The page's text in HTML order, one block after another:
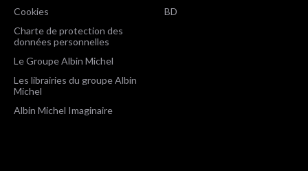
Cookies
Charte de protection des
données personnelles
Le Groupe Albin Michel
Les librairies du groupe Albin
Michel
Albin Michel Imaginaire
BD